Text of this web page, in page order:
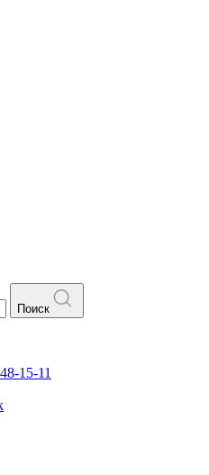
Поиск
15-11